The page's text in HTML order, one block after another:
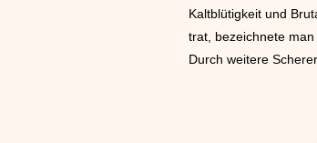
Kaltblütigkeit und
trat, bezeichnete
Durch weitere